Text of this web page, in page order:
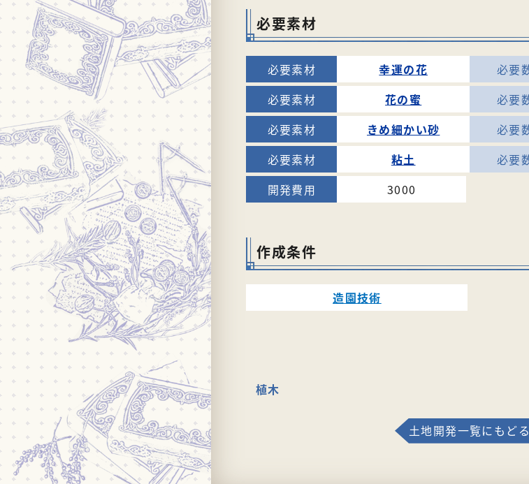
必要素材
幸運の花
花の蜜
きめ細かい砂
粘土
3000
作成条件
造園技術
植木
土地開発一覧にもどる